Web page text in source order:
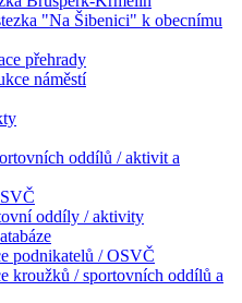
"Na Šibenici" k obecnímu
přehrady
náměstí
oddílů / aktivit a
oddíly / aktivity
podnikatelů / OSVČ
kroužků / sportovních oddílů a